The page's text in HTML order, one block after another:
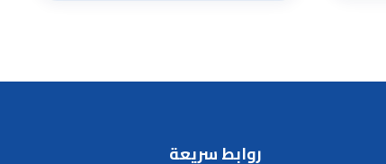
روابط سريعة